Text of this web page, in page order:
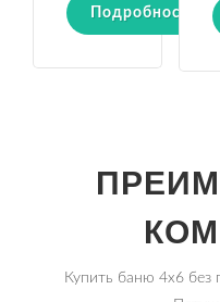
Подробности
Купить баню 4х6 без